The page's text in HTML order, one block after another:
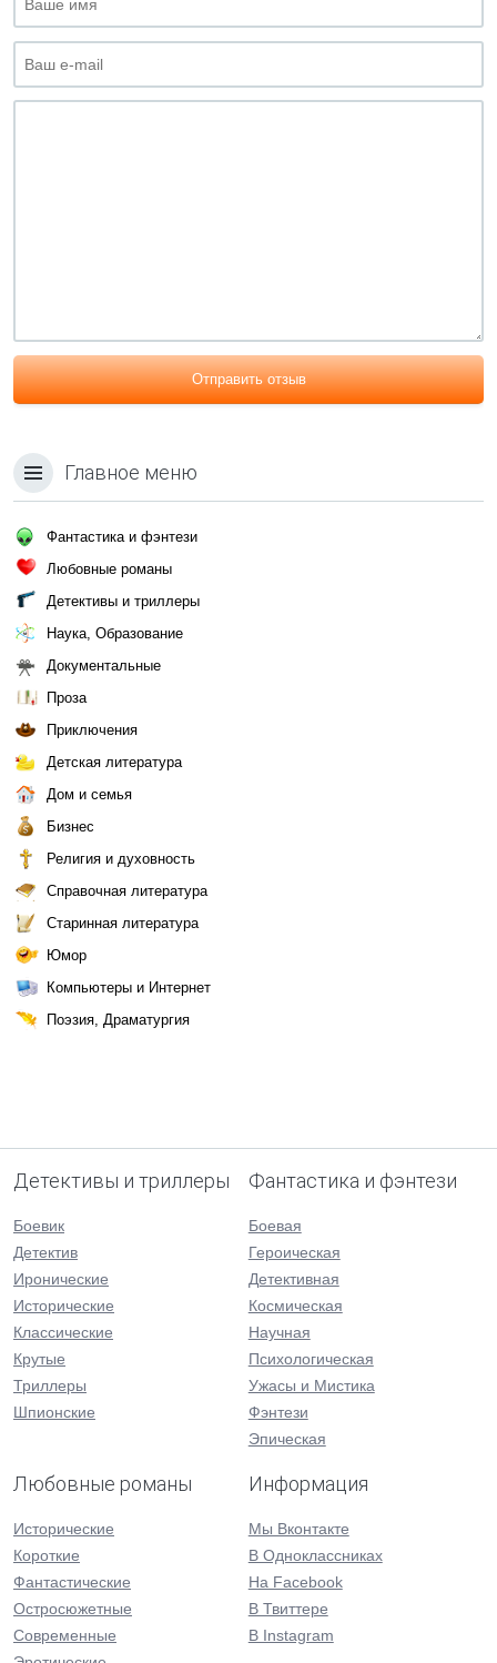
Отправить отзыв
Главное меню
Фантастика и фэнтези
Любовные романы
Детективы и триллеры
Наука, Образование
Документальные
Проза
Приключения
Детская литература
Дом и семья
Бизнес
Религия и духовность
Справочная литература
Старинная литература
Юмор
Компьютеры и Интернет
Поэзия, Драматургия
Детективы и триллеры
Боевик
Детектив
Иронические
Исторические
Классические
Крутые
Триллеры
Шпионские
Фантастика и фэнтези
Боевая
Героическая
Детективная
Космическая
Научная
Психологическая
Ужасы и Мистика
Фэнтези
Эпическая
Любовные романы
Исторические
Короткие
Фантастические
Остросюжетные
Современные
Информация
Мы Вконтакте
В Одноклассниках
На Facebook
В Твиттере
В Instagram